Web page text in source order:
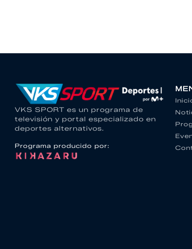
VKS SPORT es un programa de
televisión y portal especializado en
deportes alternativos.
Programa producido por: